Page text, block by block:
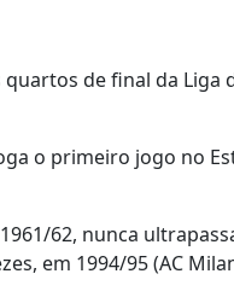
de final da
o primeiro jogo no
62, nunca
em 1994/95 (AC